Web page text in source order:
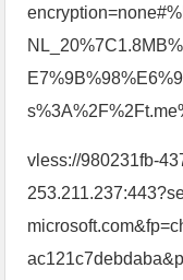
vless://980231fb-